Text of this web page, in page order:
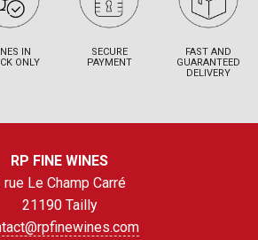
IN
ONLY
SECURE
PAYMENT
FAST AND
GUARANTEED
DELIVERY
RP FINE WINES
rue Le Champ Carré
21190 Tailly